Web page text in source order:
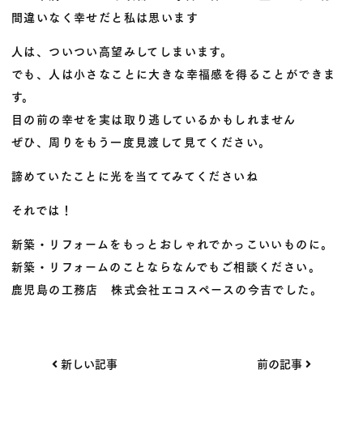
間違いなく幸せだと私は思います
人は、ついつい高望みしてしまいます。
でも、人は小さなことに大きな幸福感を得ることができま
す。
目の前の幸せを実は取り逃しているかもしれません
ぜひ、周りをもう一度見渡して見てください。
諦めていたことに光を当ててみてくださいね
それでは！
新築・リフォームをもっとおしゃれでかっこいいものに。
新築・リフォームのことならなんでもご相談ください。
鹿児島の工務店 株式会社エコスペースの今吉でした。
投 前の記事
新しい記事